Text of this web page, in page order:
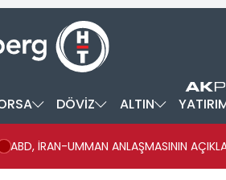
DÖVİZ ALTIN
ABD, İRAN-UMMAN ANLAŞMASININ